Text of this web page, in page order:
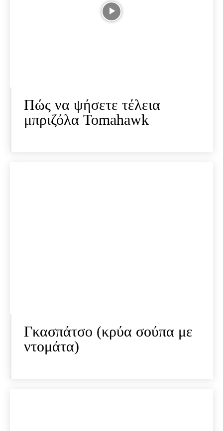
Πώς να ψήσετε τέλεια
μπριζόλα Tomahawk
Γκασπάτσο (κρύα σούπα με
ντομάτα)